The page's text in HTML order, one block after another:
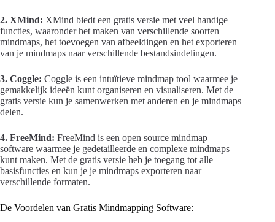
2. XMind: XMind biedt een gratis versie met veel handige
functies, waaronder het maken van verschillende soorten
mindmaps, het toevoegen van afbeeldingen en het exporteren
van je mindmaps naar verschillende bestandsindelingen.
3. Coggle: Coggle is een intuïtieve mindmap tool waarmee je
gemakkelijk ideeën kunt organiseren en visualiseren. Met de
gratis versie kun je samenwerken met anderen en je mindmaps
delen.
4. FreeMind: FreeMind is een open source mindmap
software waarmee je gedetailleerde en complexe mindmaps
kunt maken. Met de gratis versie heb je toegang tot alle
basisfuncties en kun je je mindmaps exporteren naar
verschillende formaten.
De Voordelen van Gratis Mindmapping Software: